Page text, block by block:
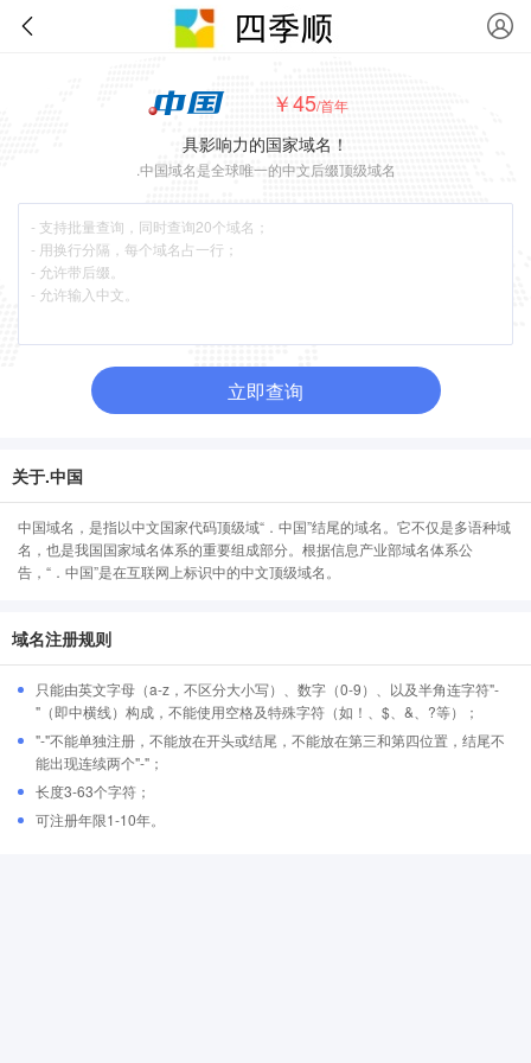
￥45/首年
具影响力的国家域名！
.中国域名是全球唯一的中文后缀顶级域名
立即查询
关于.中国
中国域名，是指以中文国家代码顶级域“．中国”结尾的域名。它不仅是多语种域
名，也是我国国家域名体系的重要组成部分。根据信息产业部域名体系公
告，“．中国”是在互联网上标识中的中文顶级域名。
域名注册规则
只能由英文字母（a-z，不区分大小写）、数字（0-9）、以及半角连字符"-
"（即中横线）构成，不能使用空格及特殊字符（如！、$、&、?等）；
"-"不能单独注册，不能放在开头或结尾，不能放在第三和第四位置，结尾不
能出现连续两个"-"；
长度3-63个字符；
可注册年限1-10年。